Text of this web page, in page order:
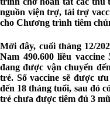
nguồn viện trợ, tài trợ
cho Chương trình tiêm
Mới đây, cuối tháng 12/
Nam 490.600 liều
đang được vận chuyển
trẻ. Số vaccine sẽ được
đến 18 tháng tuổi, sau đó
trẻ chưa được tiêm đủ 3